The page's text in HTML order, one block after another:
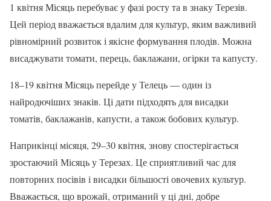
1 квітня Місяць перебуває у фазі росту та в знаку Терезів.
Цей період вважається вдалим для культур, яким важливий
рівномірний розвиток і якісне формування плодів. Можна
висаджувати томати, перець, баклажани, огірки та капусту.
18–19 квітня Місяць перейде у Телець — один із
найродючіших знаків. Ці дати підходять для висадки
томатів, баклажанів, капусти, а також бобових культур.
Наприкінці місяця, 29–30 квітня, знову спостерігається
зростаючий Місяць у Терезах. Це сприятливий час для
повторних посівів і висадки більшості овочевих культур.
Вважається, що врожай, отриманий у ці дні, добре